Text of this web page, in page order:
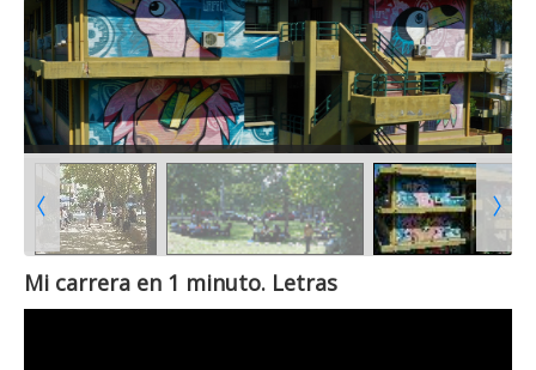
Mi carrera en 1 minuto. Letras